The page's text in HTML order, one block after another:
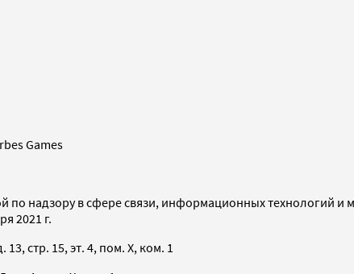
Games
по надзору в сфере связи, информационных технологий
2021 г.
стр. 15, эт. 4, пом. X, ком. 1